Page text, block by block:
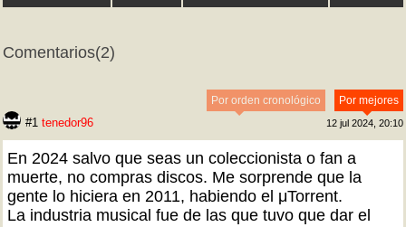
Comentarios(2)
Por mejores
Por orden cronológico
#1 tenedor96 12 jul 2024, 20:10
En 2024 salvo que seas un coleccionista o fan a
muerte, no compras discos. Me sorprende que la
gente lo hiciera en 2011, habiendo el μTorrent.
La industria musical fue de las que tuvo que dar el